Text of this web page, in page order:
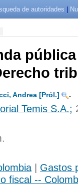
de autoridades
Andrea [Pról.] .
Temis S.A.;
.
Gastos
fiscal --